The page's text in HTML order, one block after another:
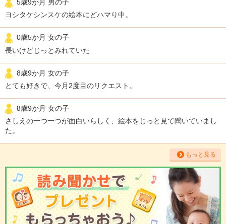
5歳9か月 男の子
ヨシタケシンスケの絵本にどハマり中。
0歳5か月 女の子
長いけどじっとみれていた
8歳9か月 女の子
とても好きで、今月2度目のリクエスト。
8歳9か月 女の子
さしえの一つ一つが面白いらしく、絵本をじっと見て聞いていまし
た。
もっと見る